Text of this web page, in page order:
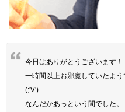
今日はありがとうございます！
一時間以上お邪魔していたよ
(;'∀')
なんだかあっという間でした。